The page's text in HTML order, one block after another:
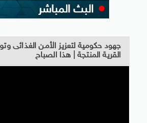
جهود حكومية لتعزيز الأمن الغذائى
القرية المنتجة | هذا الصباح